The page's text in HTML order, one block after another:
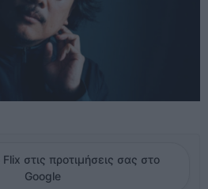
στις προτιμήσεις σας στο
Google